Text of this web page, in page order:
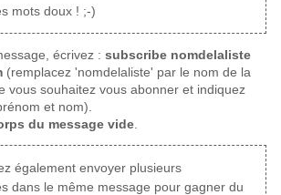
mots doux ! ;-)
écrivez : subscribe nomdelaliste
(remplacez 'nomdelaliste' par le nom de la
vous souhaitez vous abonner et indiquez
et nom).
du message vide
également envoyer plusieurs
dans le même message pour gagner du